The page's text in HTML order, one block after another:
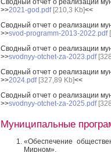
Сводный отчет о реализации
>>2021-god.pdf[210,3 Kb]<<
Сводный отчет о реализации
>>svod-programm-2013-2022.pdf
Сводный отчет о реализации
>>svodnyy-otchet-za-2023.pdf
Сводный отчет о реализации
>>2024.pdf[327,89 Kb]<<
Сводный отчет о реализации
>>svodnyy-otchet-za-2025.pdf
Муниципальные
«Обеспечение
Мирном».